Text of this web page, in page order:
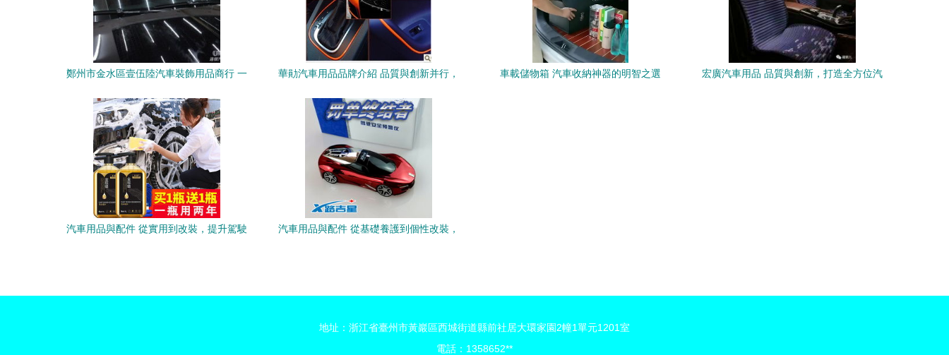
鄭州市金水區壹伍陸汽車裝飾用品商行 一
華勛汽車用品品牌介紹 品質與創新并行，
車載儲物箱 汽車收納神器的明智之選
宏廣汽車用品 品質與創新，打造全方位汽
汽車用品與配件 從實用到改裝，提升駕駛
汽車用品與配件 從基礎養護到個性改裝，
地址：浙江省臺州市黃巖區西城街道縣前社居大環家園2幢1單元1201室
電話：1358652**